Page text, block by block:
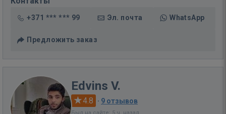
+371 *** *** 99 Эл. почта WhatsApp
Предложить заказ
Edvins V.
4.8 · 9 отзывов